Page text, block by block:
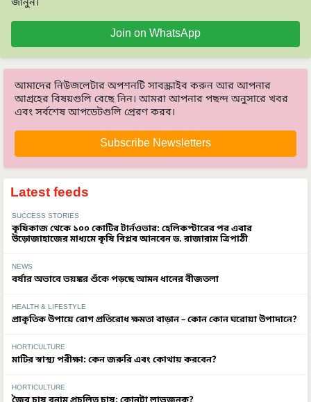
জানুন।
Join on WhatsApp
আমাদের নিউজলেটার অপশনটি সাবস্ক্রাইব করুন আর আপনার
আগ্রহের বিষয়গুলি বেছে নিন। আমরা আপনার পছন্দ অনুসারে খবর
এবং সর্বশেষ আপডেটগুলি প্রেরণ করব।
Subscribe Newsletters
Latest feeds
SUCCESS STORIES
কৃষিকাজ থেকে ১০০ কোটির টার্নওভার: হেলিকপ্টারের পর এবার
উড়োজাহাজের মাধ্যমে কৃষি বিপ্লব আনবেন ড. রাজারাম ত্রিপাঠী
NEWS
বর্ষার অভাবে ভয়ঙ্কর শুঁকে পড়ছে আমন ধানের বীজতলা
HEALTH & LIFESTYLE
প্রাকৃতিক উপায়ে রোগ প্রতিরোধ ক্ষমতা বাড়ান – কোন কোন ঘরোয়া উপাদানে?
HORTICULTURE
মাটির স্বাস্থ্য পরীক্ষা: কেন জরুরি এবং কোথায় করবেন?
HORTICULTURE